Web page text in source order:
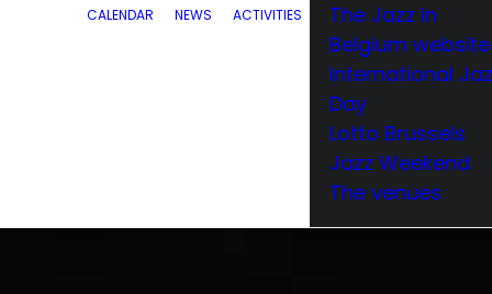
CALENDAR NEWS ACTIVITIES
The Jazz in
Belgium website
International
Day
Lotto Brussels
Jazz Weekend
The venues